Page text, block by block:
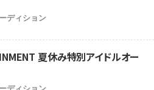
ディション
夏休み特別アイドルオー
ディション